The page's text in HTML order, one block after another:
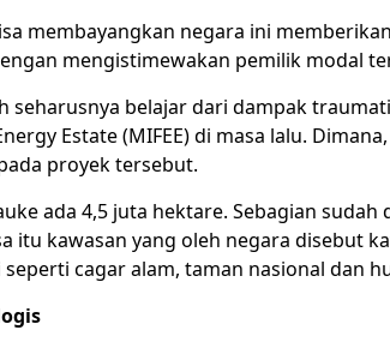
membayangkan negara ini
mengistimewakan pemilik modal
seharusnya belajar dari dampak
Estate (MIFEE) di masa lalu.
proyek tersebut.
ada 4,5 juta hektare. Sebagian
itu kawasan yang oleh negara disebut
seperti cagar alam, taman nasional dan